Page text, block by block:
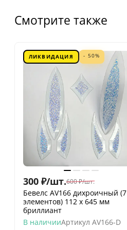
Смотрите также
ЛИКВИДАЦИЯ - 50%
300 ₽/шт.600 ₽/шт.
Бевелс AV166 дихроичный (7
элементов) 112 х 645 мм
бриллиант
В наличииАртикул AV166-D